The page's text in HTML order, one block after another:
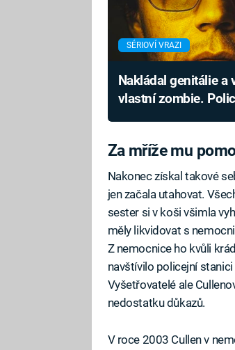
SÉRIOVÍ VRAZI
Nakládal genitálie a
vlastní zombie.
Za mříže mu
Nakonec získal takové
jen začala utahovat.
sester si v koši všimla
měly likvidovat s
Z nemocnice ho kvůli
navštívilo policejní stanici
Vyšetřovatelé ale
nedostatku důkazů.
V roce 2003 Cullen v